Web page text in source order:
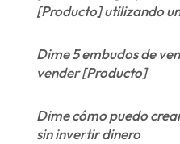
[Producto] utilizando
Dime 5 embudos de
vender [Producto]
Dime cómo puedo
sin invertir dinero